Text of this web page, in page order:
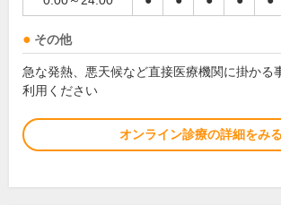
その他
急な発熱、悪天候など直接医療機関に掛かる
利用ください
オンライン診療の詳細をみる